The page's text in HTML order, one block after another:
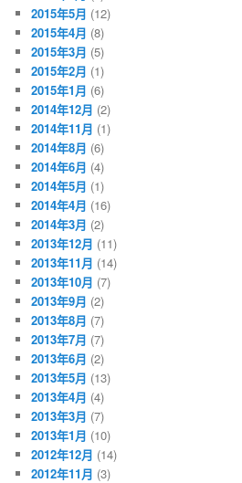
2015年5月 (12)
2015年4月 (8)
2015年3月 (5)
2015年2月 (1)
2015年1月 (6)
2014年12月 (2)
2014年11月 (1)
2014年8月 (6)
2014年6月 (4)
2014年5月 (1)
2014年4月 (16)
2014年3月 (2)
2013年12月 (11)
2013年11月 (14)
2013年10月 (7)
2013年9月 (2)
2013年8月 (7)
2013年7月 (7)
2013年6月 (2)
2013年5月 (13)
2013年4月 (4)
2013年3月 (7)
2013年1月 (10)
2012年12月 (14)
2012年11月 (3)